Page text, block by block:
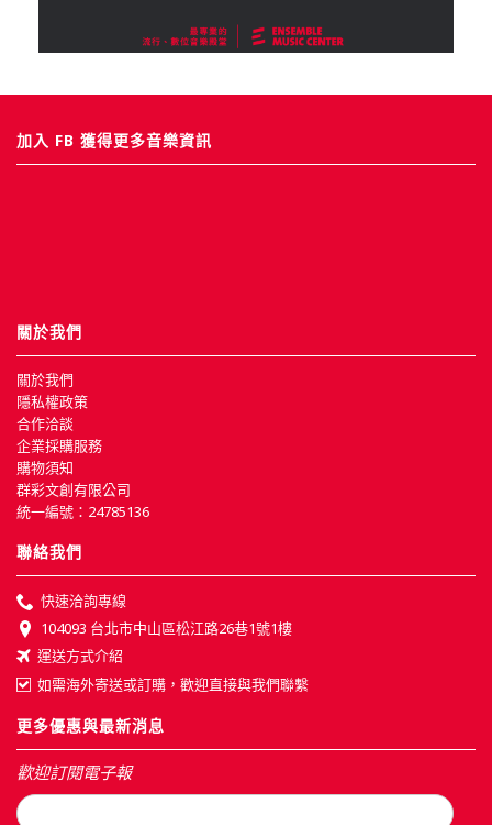
加入 FB 獲得更多音樂資訊
關於我們
關於我們
隱私權政策
合作洽談
企業採購服務
購物須知
群彩文創有限公司
統一編號：24785136
聯絡我們
快速洽詢專線
104093 台北市中山區松江路26巷1號1樓
運送方式介紹
如需海外寄送或訂購，歡迎直接與我們聯繫
更多優惠與最新消息
歡迎訂閱電子報